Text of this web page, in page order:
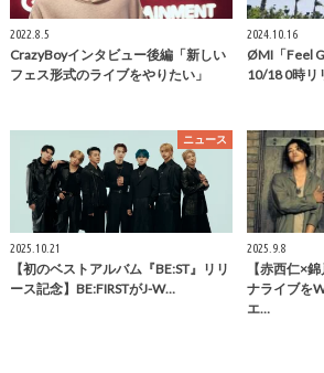
2022.8.5
CrazyBoyインタビュー後編「新しい
フェス形式のライブをやりたい」
2024.10.16
ØMI「Feel
10/18 0時リ
ニュース
2025.10.21
【初のベストアルバム『BE:ST』リリ
ース記念】BE:FIRSTがJ-W…
2025.9.8
【赤西仁×
ナライブを
エ…